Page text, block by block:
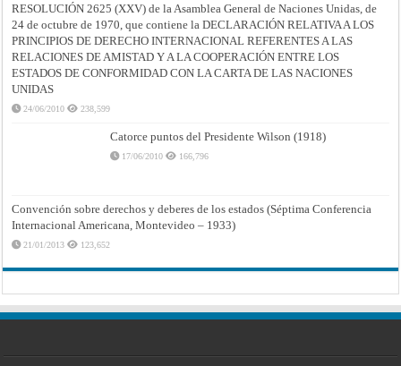
RESOLUCIÓN 2625 (XXV) de la Asamblea General de Naciones Unidas, de
24 de octubre de 1970, que contiene la DECLARACIÓN RELATIVA A LOS
PRINCIPIOS DE DERECHO INTERNACIONAL REFERENTES A LAS
RELACIONES DE AMISTAD Y A LA COOPERACIÓN ENTRE LOS
ESTADOS DE CONFORMIDAD CON LA CARTA DE LAS NACIONES
UNIDAS
24/06/2010 238,599
Catorce puntos del Presidente Wilson (1918)
17/06/2010 166,796
Convención sobre derechos y deberes de los estados (Séptima Conferencia
Internacional Americana, Montevideo – 1933)
21/01/2013 123,652